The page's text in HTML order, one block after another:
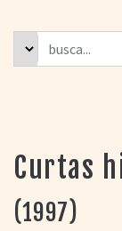
CARTAZ
> GRADE
> PREÇOS
PORTAL
CINEMA
>
> BUSCA
Curtas
(1997)